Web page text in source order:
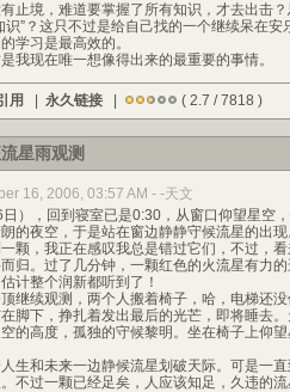
境，难道要掌握了所有知识，才去出击？
识”？这只不过是给自己找的一个继续呆在
学习是最高效的。
在唯一想像得出来的最重要的事情。
用 永久链接 ( 2.7 / 7818 )
星雨观测
16, 2006, 03:57 AM - -天文
，回到寝室已是0:30，从窗口仰望星空，
的夜空，于是站在窗边静静守候流星的出现
，我正在感叹我总是错过它们，不过，看
归。过了几分钟，一颗红色的火流星有力
计整个润新都听到了！
续观测，两个人搬着椅子，哈，电梯还没
脚下，挣扎着发出最后的光芒，即将睡去
的高度，孤独的守候黎明。坐在椅子上仰
和未来一边静候流星划破天际。可是一直
不过一颗已经足矣，人应该知足，久违的流